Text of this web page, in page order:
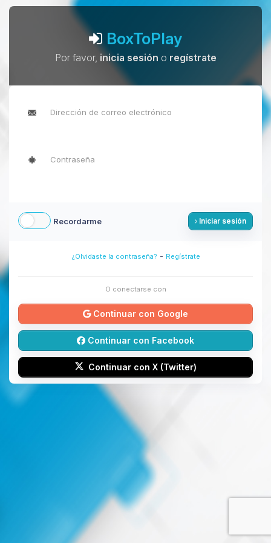
BoxToPlay
Por favor, inicia sesión o regístrate
Recordarme Iniciar sesión
¿Olvidaste la contraseña? - Regístrate
O conectarse con
Continuar con Google
Continuar con Facebook
Continuar con X (Twitter)